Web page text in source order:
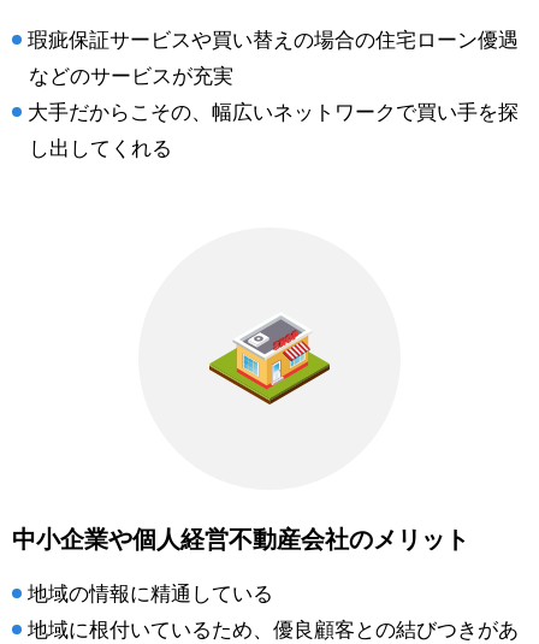
瑕疵保証サービスや買い替えの場合の住宅ローン優遇
などのサービスが充実
大手だからこその、幅広いネットワークで買い手を探
し出してくれる
中小企業や個人経営不動産会社のメリット
地域の情報に精通している
地域に根付いているため、優良顧客との結びつきがあ